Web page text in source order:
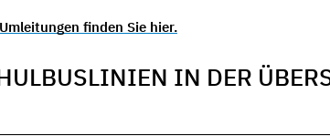
finden Sie hier.
IN DER